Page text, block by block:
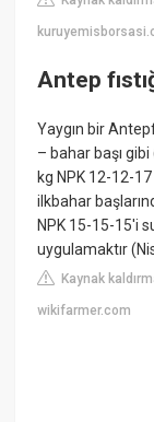
Antep
Yaygın bir
– bahar başı
kg NPK 12-12-
ilkbahar
NPK 15-15-15'i
uygulamaktır
Kaynak
wikifarmer.com